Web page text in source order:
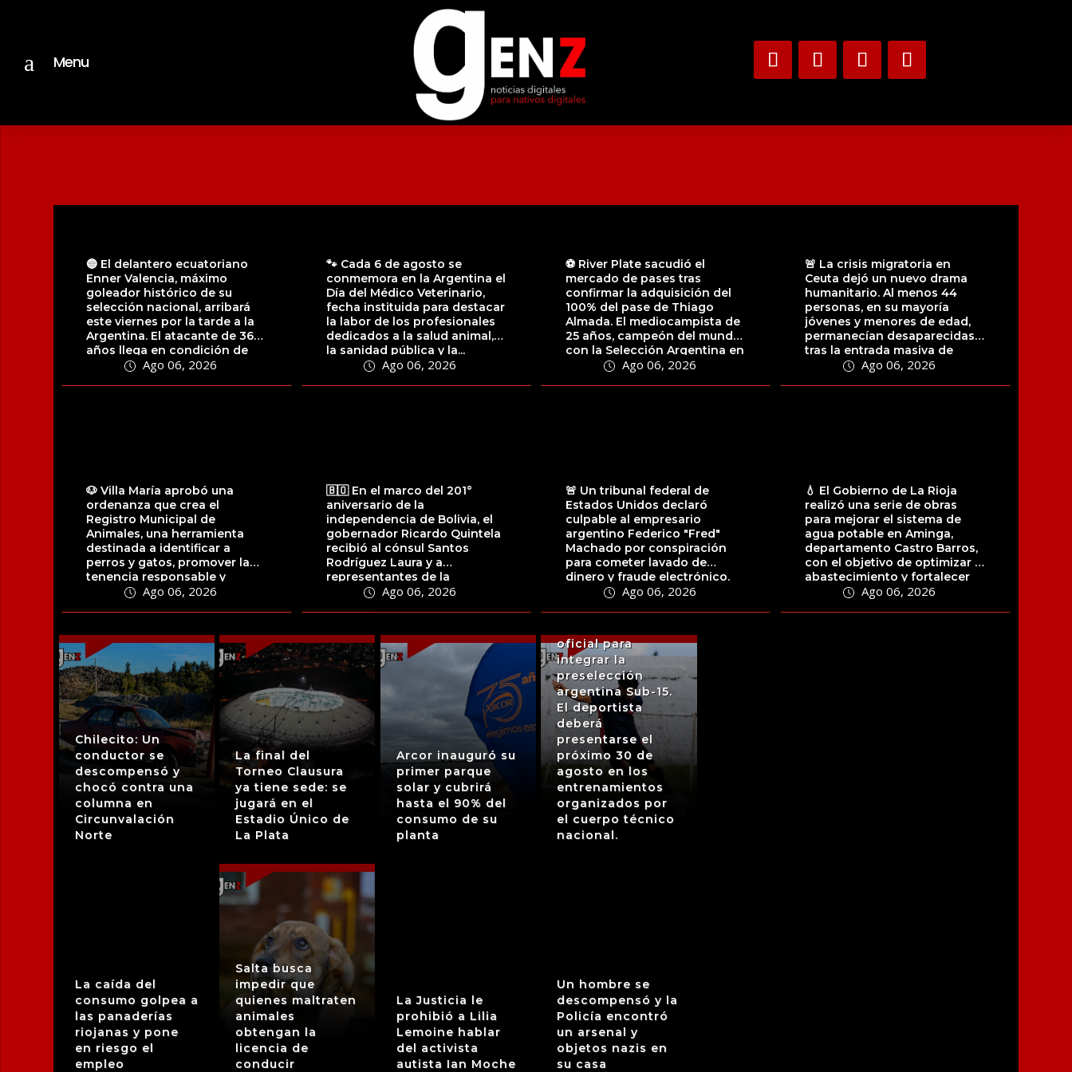
a Menu
🔵 El delantero ecuatoriano
Enner Valencia, máximo
goleador histórico de su
selección nacional, arribará
este viernes por la tarde a la
Argentina. El atacante de 36
años llega en condición de
jugador... Ago 06, 2026
🐾 Cada 6 de agosto se
conmemora en la Argentina el
Día del Médico Veterinario,
fecha instituida para destacar
la labor de los profesionales
dedicados a la salud animal,
la sanidad pública y la...
Ago 06, 2026
⚽️ River Plate sacudió el
mercado de pases tras
confirmar la adquisición del
100% del pase de Thiago
Almada. El mediocampista de
25 años, campeón del mundo
con la Selección Argentina en
Qatar 2022,...Ago 06, 2026
🚨 La crisis migratoria en
Ceuta dejó un nuevo drama
humanitario. Al menos 44
personas, en su mayoría
jóvenes y menores de edad,
permanecían desaparecidas
tras la entrada masiva de
migrantes...Ago 06, 2026
🐶 Villa María aprobó una
ordenanza que crea el
Registro Municipal de
Animales, una herramienta
destinada a identificar a
perros y gatos, promover la
tenencia responsable y
facilitar la localización...
Ago 06, 2026
🇧🇴 En el marco del 201°
aniversario de la
independencia de Bolivia, el
gobernador Ricardo Quintela
recibió al cónsul Santos
Rodríguez Laura y a
representantes de la
comunidad boliviana
Ago 06, 2026
🚨 Un tribunal federal de
Estados Unidos declaró
culpable al empresario
argentino Federico "Fred"
Machado por conspiración
para cometer lavado de
dinero y fraude electrónico.
La decisión llegó luego...
Ago 06, 2026
💧 El Gobierno de La Rioja
realizó una serie de obras
para mejorar el sistema de
agua potable en Aminga,
departamento Castro Barros,
con el objetivo de optimizar el
abastecimiento y fortalecer
Ago 06, 2026
Chilecito: Un
conductor se
descompensó y
chocó contra una
columna en
Circunvalación
Norte
La final del
Torneo Clausura
ya tiene sede: se
jugará en el
Estadio Único de
La Plata
La caída del
consumo golpea a
las panaderías
riojanas y pone
en riesgo el
empleo
Salta busca
impedir que
quienes maltraten
animales
obtengan la
licencia de
conducir
Arcor inauguró su
primer parque
solar y cubrirá
hasta el 90% del
consumo de su
planta
🇦🇷 El futbolista
Tiziano Vera, de
quince años y
oriundo de la
localidad de
Chepes, recibió la
oficial para
integrar la
preselección
argentina Sub-15.
El deportista
deberá
presentarse el
próximo 30 de
agosto en los
entrenamientos
organizados por
el cuerpo técnico
nacional.
La Justicia le
prohibió a Lilia
Lemoine hablar
del activista
autista Ian Moche
Un hombre se
descompensó y la
Policía encontró
un arsenal y
objetos nazis en
su casa